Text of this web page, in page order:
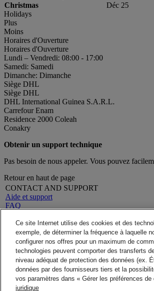
Christmas
Déc 25
Holidays
Plus
Moins
Horaires d'Ouverture
Horaires d'Ouverture
Lundi – Vendredi: 08:00 - 17:00
Samedi: Samedi
Dimanche: Dimanche
Siège DHL
Siège DHL
DHL International Guinea S.A.R.L.
Carrefour Enam
Residence 2000 Coleah
Conakry
Obtenir un support technique
Pas besoin de nous appeler. Vous pouvez
Retour en haut de page
CONTACT AND SUPPORT
Aide et support
FAQ
Rechercher un site
LEGAL
Conditions générales
Garantie Remboursement
Avis de confidentialité
ALERTES
Alerte fraude
A propos de
Presse
Carrières
Mention Légale
Paramètres de consentement
Ce site Internet utilise des cookies et des
exemple, de déterminer la fréquence à laquelle
configurer nos offres pour un maximum de
technologies peuvent comporter des transferts
niveau adéquat de protection des données (ex.
données par des fournisseurs tiers et la
vos paramètres dans « Gérer les préférences
juridique